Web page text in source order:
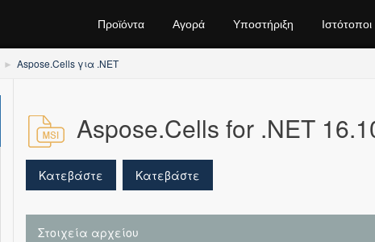
Προϊόντα Αγορά Υποστήριξη Ιστότοποι
Aspose.Cells για .NET
Aspose.Cells for .NET
Κατεβάστε Κατεβάστε
Στοιχεία αρχείου